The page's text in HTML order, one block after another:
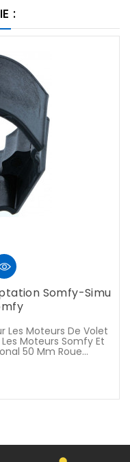
:
Somfy-Simu
Les Moteurs De Volet
Moteurs Somfy Et
50 Mm Roue...